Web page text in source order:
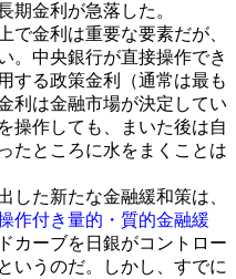
期金利が急落した。
金利は重要な要素だが、
。中央銀行が直接操作でき
する政策金利（通常は最も
利は金融市場が決定してい
操作しても、まいた後は自
たところに水をまくことは
た新たな金融緩和策は、
作付き量的・質的金融緩
カーブを日銀がコントロー
いうのだ。しかし、すでに